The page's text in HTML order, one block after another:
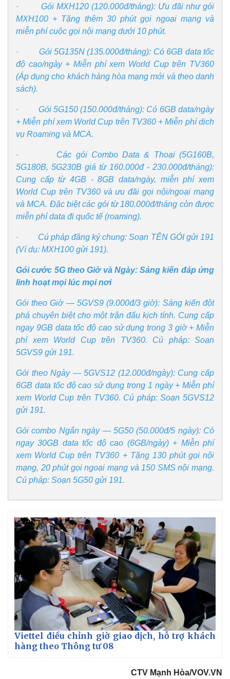
Pháp luật
Vụ án
Tin nóng
Quân sự - Quốc phòng
Vũ khí
· Gói MXH120 (120.000đ/tháng): Ưu đãi như gói
MXH100 + Tặng thêm 30 phút gọi ngoại mạng và
miễn phí cuộc gọi nội mạng dưới 10 phút.
· Gói 5G135N (135.000đ/tháng): Có 6GB data tốc
độ cao/ngày + Miễn phí xem World Cup trên TV360
(Áp dụng cho khách hàng hòa mạng mới và theo danh
sách).
· Gói 5G150 (150.000đ/tháng): Có 6GB data/ngày
+ Miễn phí xem World Cup trên TV360 + Miễn phí dịch
vụ Roaming và MCA.
· Các gói Combo Data & Thoại (5G160B,
5G180B, 5G230B giá từ 160.000đ - 230.000đ/tháng):
Cung cấp từ 4GB - 8GB data/ngày, miễn phí xem
World Cup trên TV360 và ưu đãi gọi nội/ngoại mạng
và MCA. Đặc biệt các gói từ 180.000đ/tháng còn được
miễn phí data đi quốc tế (roaming).
· Cú pháp đăng ký chung: Soạn TÊN GÓI gửi 191
(Ví dụ: MXH100 gửi 191).
Gói cước 5G theo Giờ và Ngày: Sáng kiến đáp ứng
linh hoạt mọi lúc mọi nơi
Gói theo Giờ — 5GVS9 (9.000đ/3 giờ): Sáng kiến đột
phá chuyên biệt cho một trận đấu kịch tính. Cung cấp
ngay 9GB data tốc độ cao sử dụng trong 3 giờ + Miễn
phí xem World Cup trên TV360. Cú pháp: Soạn
5GVS9 gửi 191.
Gói theo Ngày — 5GVS12 (12.000đ/ngày): Cung cấp
6GB data tốc độ cao sử dụng trong 1 ngày + Miễn phí
xem World Cup trên TV360. Cú pháp: Soạn 5GVS12
gửi 191.
Gói combo Ngắn ngày — 5G50 (50.000đ/5 ngày): Có
ngay 30GB data tốc độ cao (6GB/ngày) + Miễn phí
xem World Cup trên TV360 + Tặng 130 phút gọi nội
mạng, 20 phút gọi ngoại mạng và 150 SMS nội mạng.
Cú pháp: Soạn 5G50 gửi 191.
Viettel điều chỉnh giờ giao dịch, hỗ trợ khách
hàng theo Thông tư 08
CTV Mạnh Hòa/VOV.VN